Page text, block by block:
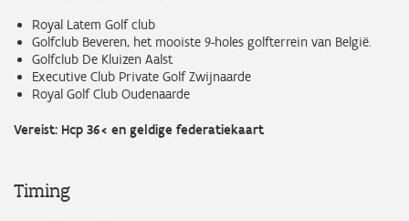
Royal Latem Golf club
Golfclub Beveren, het mooiste 9-holes golfterrein van België.
Golfclub De Kluizen Aalst
Executive Club Private Golf Zwijnaarde
Royal Golf Club Oudenaarde
Vereist: Hcp 36< en geldige federatiekaart
Timing